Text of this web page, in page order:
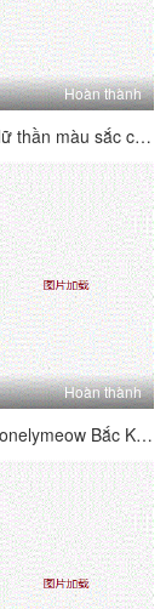
Hoàn thành
Nữ thần màu sắc của ngành một màu trắng Puman xuất hiện mới nhất Wechat Welfare 11 bộ sưu tập (7)
Hoàn thành
Lonelymeow Bắc Kinh Yaoyao hiện đang so sánh bộ sưu tập tạp chí tình dục hoàn chỉnh 4K 4K Xem trước 4K Meowmeow Vol.2